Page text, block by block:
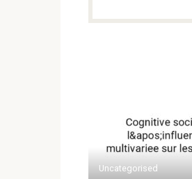
Uncategorised